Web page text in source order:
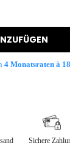
4 Monatsraten à
Sichere